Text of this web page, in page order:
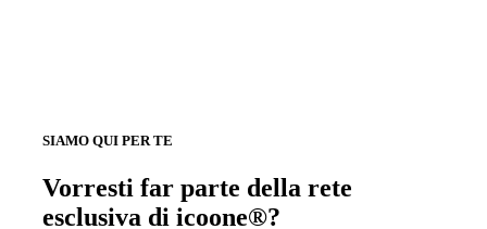
SIAMO QUI PER TE
Vorresti far parte della rete
esclusiva di icoone®?